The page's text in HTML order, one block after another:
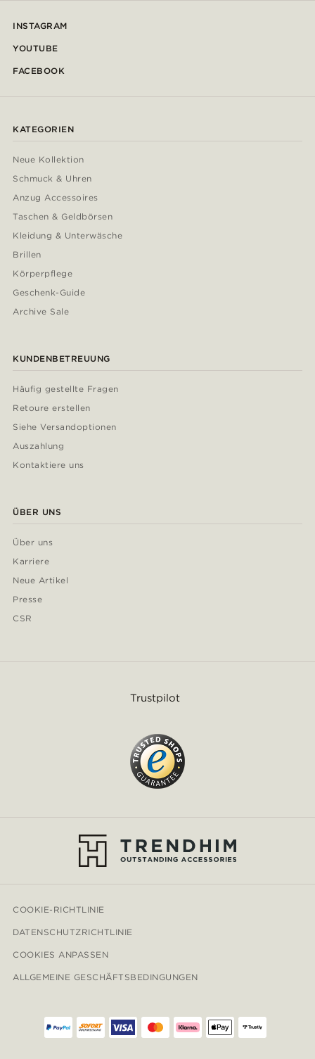
INSTAGRAM
YOUTUBE
FACEBOOK
KATEGORIEN
Neue Kollektion
Schmuck & Uhren
Anzug Accessoires
Taschen & Geldbörsen
Kleidung & Unterwäsche
Brillen
Körperpflege
Geschenk-Guide
Archive Sale
KUNDENBETREUUNG
Häufig gestellte Fragen
Retoure erstellen
Siehe Versandoptionen
Auszahlung
Kontaktiere uns
ÜBER UNS
Über uns
Karriere
Neue Artikel
Presse
CSR
Trustpilot
COOKIE-RICHTLINIE
DATENSCHUTZRICHTLINIE
COOKIES ANPASSEN
ALLGEMEINE GESCHÄFTSBEDINGUNGEN